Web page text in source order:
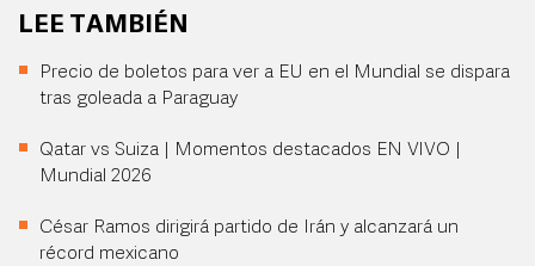
LEE TAMBIÉN
Precio de boletos para ver a EU en el Mundial se dispara
tras goleada a Paraguay
Qatar vs Suiza | Momentos destacados EN VIVO |
Mundial 2026
César Ramos dirigirá partido de Irán y alcanzará un
récord mexicano